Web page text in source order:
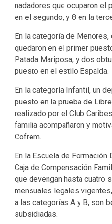
nadadores que ocuparon el
en el segundo, y 8 en la
En la categoría de
quedaron en el primer
Patada Mariposa, y dos
puesto en el estilo Espalda.
En la categoría Infantil, un
puesto en la prueba de
realizado por el Club
familia acompañaron y
Cofrem.
En la Escuela de
Caja de Compensación
que devengan hasta cuatro
mensuales legales
a las categorías A y B, son
subsidiadas.